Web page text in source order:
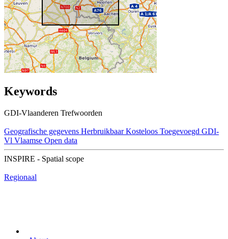
Keywords
GDI-Vlaanderen Trefwoorden
Geografische gegevens Herbruikbaar Kosteloos Toegevoegd GDI-
Vl Vlaamse Open data
INSPIRE - Spatial scope
Regionaal